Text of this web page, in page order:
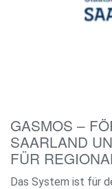
GASMOS –
SAARLAND
FÜR
Das System ist für